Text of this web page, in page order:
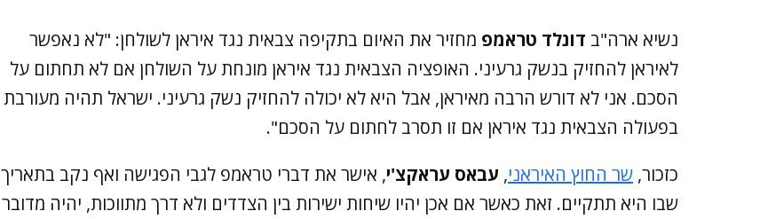
נשיא ארה"ב דונלד טראמפ מחזיר את האיום בתקיפה צבאית נגד איראן לשולחן: "לא נאפשר
לאיראן להחזיק בנשק גרעיני. האופציה הצבאית נגד איראן מונחת על השולחן אם לא תחתום על
הסכם. אני לא דורש הרבה מאיראן, אבל היא לא יכולה להחזיק נשק גרעיני. ישראל תהיה מעורבת
בפעולה הצבאית נגד איראן אם זו תסרב לחתום על הסכם".
כזכור, שר החוץ האיראני, עבאס עראקצ'י, אישר את דברי טראמפ לגבי הפגישה ואף נקב בתאריך
שבו היא תתקיים. זאת כאשר אם אכן יהיו שיחות ישירות בין הצדדים ולא דרך מתווכות, יהיה מדובר